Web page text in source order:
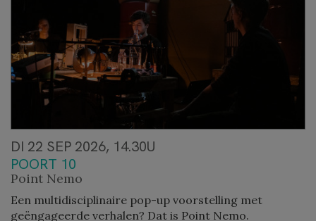
DI 22 SEP 2026, 14.30U
POORT 10
Point Nemo
Een multidisciplinaire pop-up voorstelling met
geëngageerde verhalen? Dat is Point Nemo.